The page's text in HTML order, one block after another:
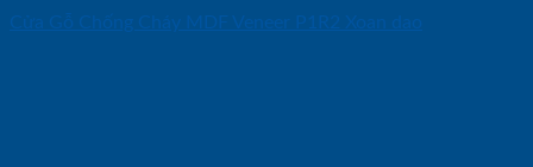
Cửa Gỗ Chống Cháy MDF Veneer P1R2 Xoan dao